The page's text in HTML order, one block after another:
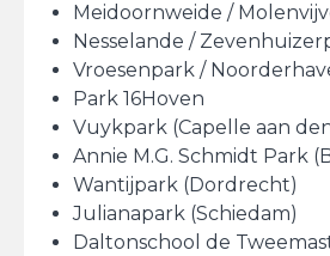
Meidoornweide /
Nesselande /
Vroesenpark /
Park 16Hoven
Vuykpark (Capelle aan
Annie M.G. Schmidt Park
Wantijpark (Dordrecht)
Julianapark (Schiedam)
Daltonschool de